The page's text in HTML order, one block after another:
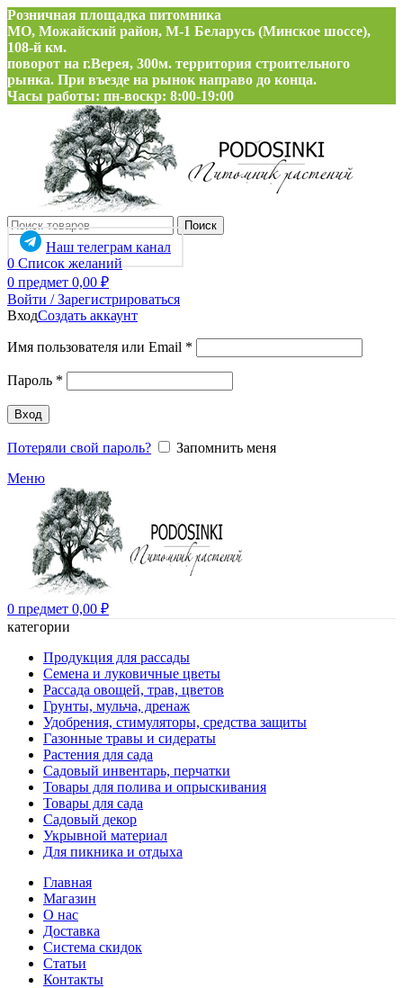
Розничная площадка питомника
МО, Можайский район, М-1 Беларусь (Минское шоссе),
108-й км.
поворот на г.Верея, 300м. территория строительного
рынка. При въезде на рынок направо до конца.
Часы работы: пн-воскр: 8:00-19:00
Поиск
Наш телеграм канал
0 Список желаний
0 предмет 0,00 ₽
Войти / Зарегистрироваться
ВходСоздать аккаунт
Имя пользователя или Email *
Пароль *
Вход
Потеряли свой пароль?
Запомнить меня
Меню
0 предмет 0,00 ₽
категории
Продукция для рассады
Семена и луковичные цветы
Рассада овощей, трав, цветов
Грунты, мульча, дренаж
Удобрения, стимуляторы, средства защиты
Газонные травы и сидераты
Растения для сада
Садовый инвентарь, перчатки
Товары для полива и опрыскивания
Товары для сада
Садовый декор
Укрывной материал
Для пикника и отдыха
Главная
Магазин
О нас
Доставка
Система скидок
Статьи
Контакты